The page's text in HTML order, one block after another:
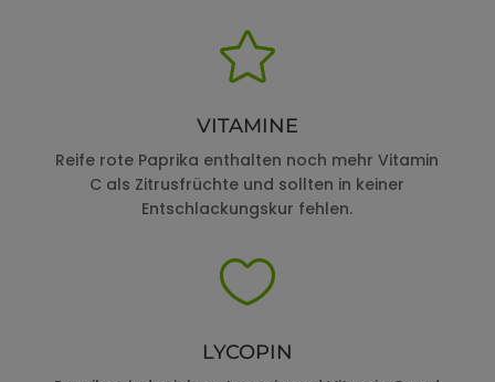

VITAMINE
Reife rote Paprika enthalten noch mehr Vitamin
C als Zitrusfrüchte und sollten in keiner
Entschlackungskur fehlen.

LYCOPIN